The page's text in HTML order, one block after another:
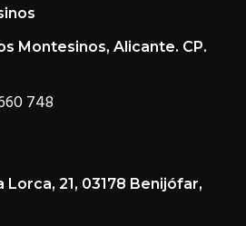
Montesinos, Alicante. CP.
748
Lorca, 21, 03178 Benijófar,